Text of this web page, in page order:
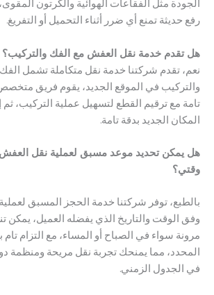
مثل الفقاعات الهوائية والكرتون المقوى، إضافة
تمنع أي ضرر أثناء التحميل أو التفريغ.
خدمة نقل العفش مع الفك والتركيب؟
شركتنا خدمة نقل متكاملة تشمل الفك،
في الموقع الجديد، يقوم فريق متخصص بفك
ترقيم القطع لتسهيل عملية التركيب، ثم إعادة
الجديد بدقة تامة.
تحديد موعد مسبق لعملية نقل العفش بما
توفر شركتنا خدمة الحجز المسبق لعمليةنقل
والتاريخ الذي يفضله العميل، يمكن تنسيق
سواء في الصباح أو المساء، مع التزام تام
مما يمنحك تجربة نقل مريحة ومنظمة دون أي
الزمني.